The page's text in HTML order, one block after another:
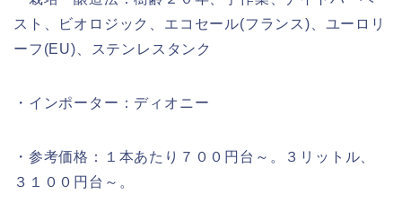
スト、ビオロジック、エコセール(フランス)、ユーロリ
ーフ(EU)、ステンレスタンク
・インポーター：ディオニー
・参考価格：１本あたり７００円台～。３リットル、
３１００円台～。